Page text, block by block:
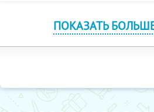
ПОКАЗАТЬ